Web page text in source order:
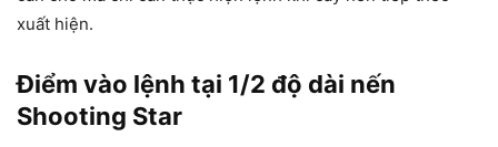
xuất hiện.
Điểm vào lệnh tại 1/2 độ dài nến
Shooting Star